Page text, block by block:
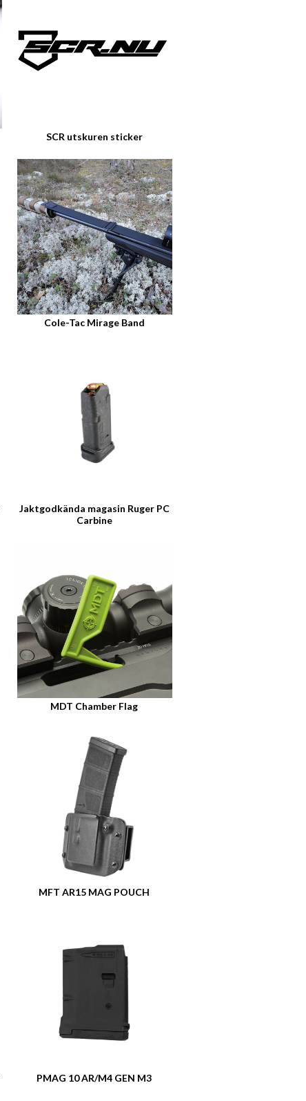
SCR utskuren sticker
Cole-Tac Mirage Band
Jaktgodkända magasin Ruger PC
Carbine
MDT Chamber Flag
MFT AR15 MAG POUCH
PMAG 10 AR/M4 GEN M3